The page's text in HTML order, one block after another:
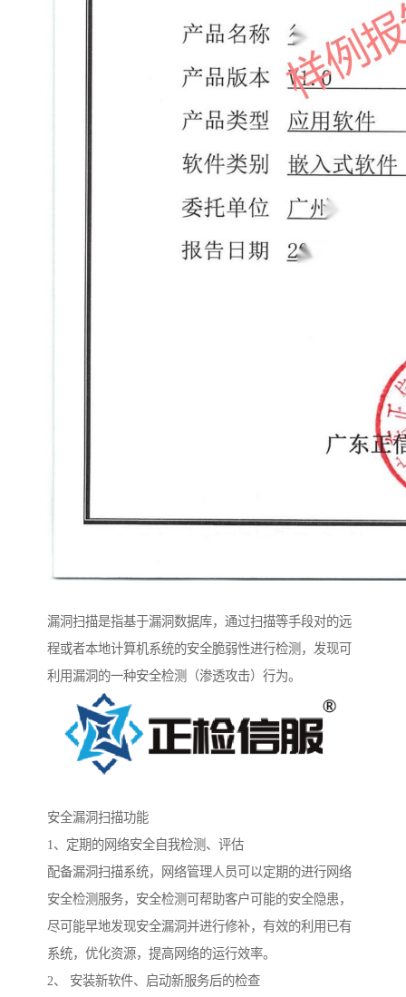
漏洞扫描是指基于漏洞数据库，通过扫描等手段对的远
程或者本地计算机系统的安全脆弱性进行检测，发现可
利用漏洞的一种安全检测（渗透攻击）行为。
安全漏洞扫描功能
1、定期的网络安全自我检测、评估
配备漏洞扫描系统，网络管理人员可以定期的进行网络
安全检测服务，安全检测可帮助客户可能的安全隐患，
尽可能早地发现安全漏洞并进行修补，有效的利用已有
系统，优化资源，提高网络的运行效率。
2、 安装新软件、启动新服务后的检查